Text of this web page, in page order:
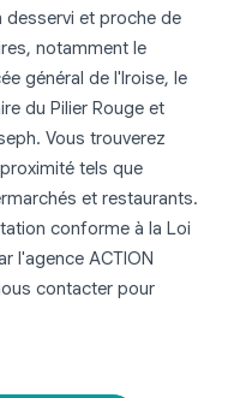
desservi et proche de
notamment le
général de l'Iroise, le
du Pilier Rouge et
Vous trouverez
tels que
et restaurants.
conforme à la Loi
l'agence ACTION
contacter pour